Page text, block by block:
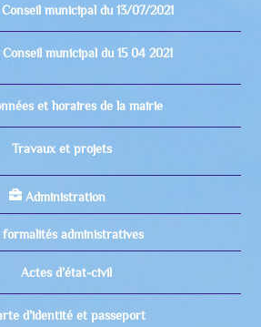
municipal du 13/07/2021
municipal du 15 04 2021
et horaires de la mairie
Travaux et projets
Administration
formalités administratives
Actes d’état-civil
d’identité et passeport